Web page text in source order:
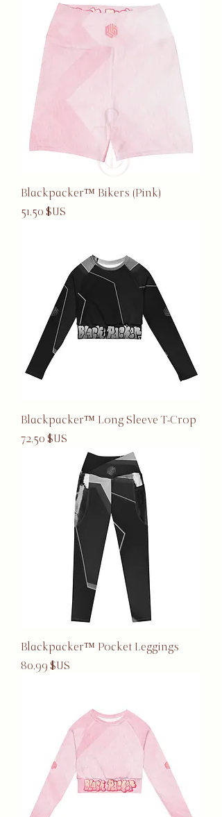
Blackpacker™ Bikers (Pink)
Prix
51,50 $US
Blackpacker™ Long Sleeve T-Crop
Prix
72,50 $US
Blackpacker™ Pocket Leggings
Prix
80,99 $US